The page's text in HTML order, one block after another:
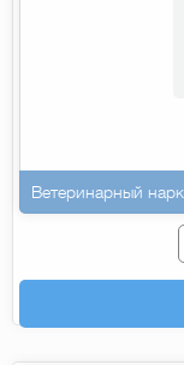
Ветеринарный